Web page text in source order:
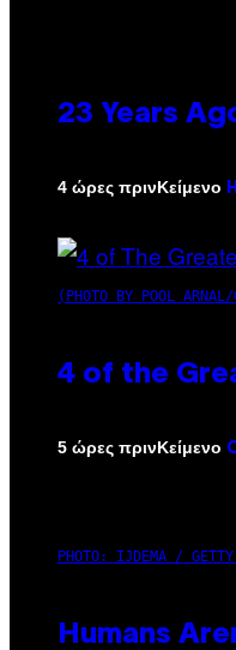
23 Years
4 ώρες πρινΚείμενο
(PHOTO BY POOL
4 of the
5 ώρες πρινΚείμενο
PHOTO: IJDEMA / GETTY
Humans